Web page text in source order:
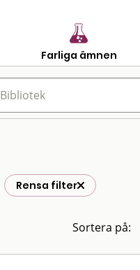
Farliga ämnen
Rensa filter
Sortera på: